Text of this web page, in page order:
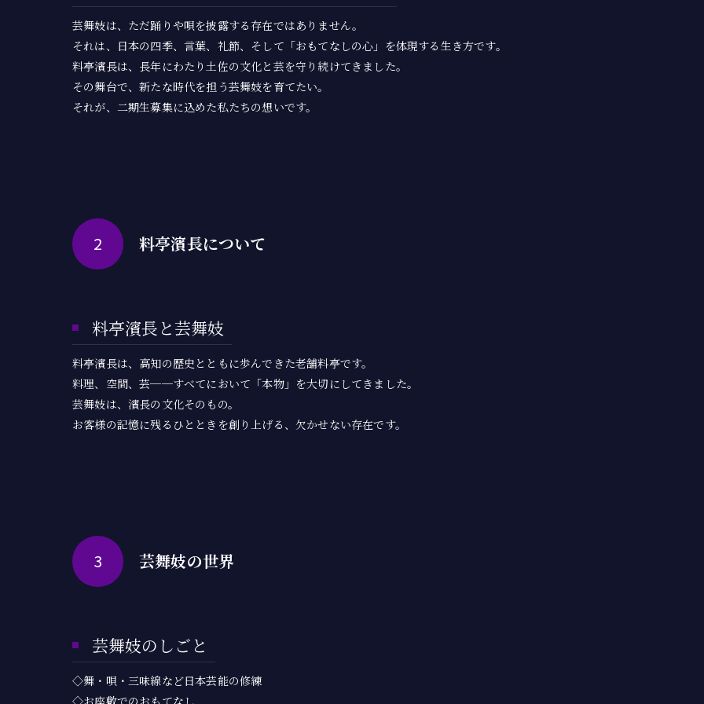
芸舞妓は、ただ踊りや唄を披露する存在ではありません。
それは、日本の四季、言葉、礼節、そして「おもてなしの心」を体現する生き方です。
料亭濱長は、長年にわたり土佐の文化と芸を守り続けてきました。
その舞台で、新たな時代を担う芸舞妓を育てたい。
それが、二期生募集に込めた私たちの想いです。
料亭濱長について
2
料亭濱長と芸舞妓
料亭濱長は、高知の歴史とともに歩んできた老舗料亭です。
料理、空間、芸──すべてにおいて「本物」を大切にしてきました。
芸舞妓は、濱長の文化そのもの。
お客様の記憶に残るひとときを創り上げる、欠かせない存在です。
芸舞妓の世界
3
芸舞妓のしごと
◇舞・唄・三味線など日本芸能の修練
◇お座敷でのおもてなし